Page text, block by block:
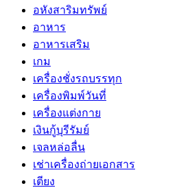
อหังสาริมทรัพย์
อาหาร
อาหารเสริม
เกม
เครื่องชั่งรถบรรทุก
เครื่องพิมพ์วันที่
เครื่องแต่งกาย
เงินกู้บุรีรัมย์
เจลหล่อลื่น
เช่าเครื่องถ่ายเอกสาร
เตียง